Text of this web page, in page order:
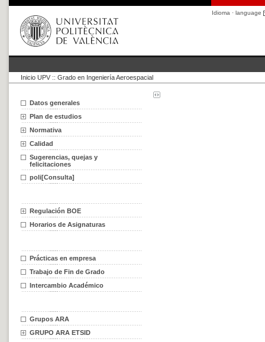
Idioma · language
Inicio UPV :: Grado en Ingeniería Aeroespacial
Datos generales
Plan de estudios
Normativa
Calidad
Sugerencias, quejas y
felicitaciones
poli[Consulta]
Regulación BOE
Horarios de Asignaturas
Prácticas en empresa
Trabajo de Fin de Grado
Intercambio Académico
Grupos ARA
GRUPO ARA ETSID